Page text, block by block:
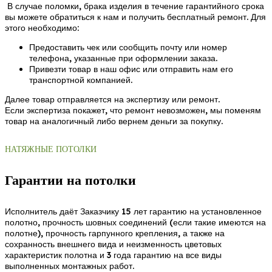
В случае поломки, брака изделия в течение гарантийного срока
вы можете обратиться к нам и получить бесплатный ремонт. Для
этого необходимо:
Предоставить чек или сообщить почту или номер
телефона, указанные при оформлении заказа.
Привезти товар в наш офис или отправить нам его
транспортной компанией.
Далее товар отправляется на экспертизу или ремонт.
Если экспертиза покажет, что ремонт невозможен, мы поменям
товар на аналогичный либо вернем деньги за покупку.
НАТЯЖНЫЕ ПОТОЛКИ
Гарантии на потолки
Исполнитель даёт Заказчику 15 лет гарантию на установленное
полотно, прочность шовных соединений (если такие имеются на
полотне), прочность гарпунного крепления, а также на
сохранность внешнего вида и неизменность цветовых
характеристик полотна и 3 года гарантию на все виды
выполненных монтажных работ.